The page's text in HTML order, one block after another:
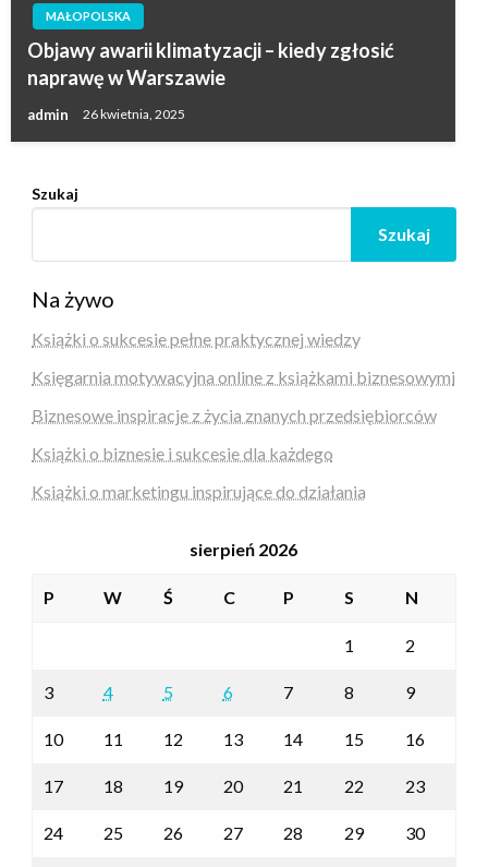
MAŁOPOLSKA
Objawy awarii klimatyzacji – kiedy zgłosić
naprawę w Warszawie
admin 26 kwietnia, 2025
Szukaj
Szukaj
Na żywo
Książki o sukcesie pełne praktycznej wiedzy
Księgarnia motywacyjna online z książkami biznesowymi
Biznesowe inspiracje z życia znanych przedsiębiorców
Książki o biznesie i sukcesie dla każdego
Książki o marketingu inspirujące do działania
sierpień 2026
P W Ś C P S N
1 2
3 4 5 6 7 8 9
10 11 12 13 14 15 16
17 18 19 20 21 22 23
24 25 26 27 28 29 30